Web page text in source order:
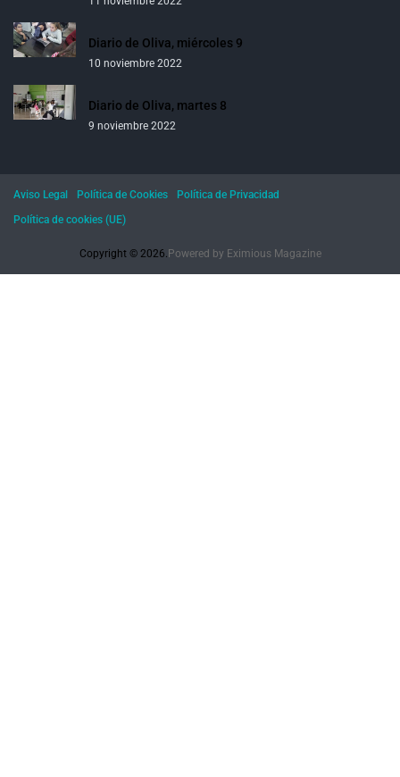
Diario de Oliva, miércoles 9
10 noviembre 2022
Diario de Oliva, martes 8
9 noviembre 2022
Copyright © 2026. Powered by Eximious Magazine
Aviso Legal Política de Cookies
Política de Privacidad
Política de cookies (UE)